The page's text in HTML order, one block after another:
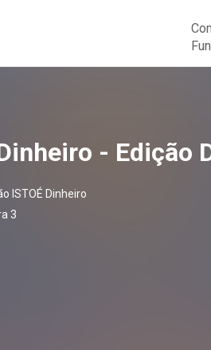
- Edição
ISTOÉ Dinheiro
3